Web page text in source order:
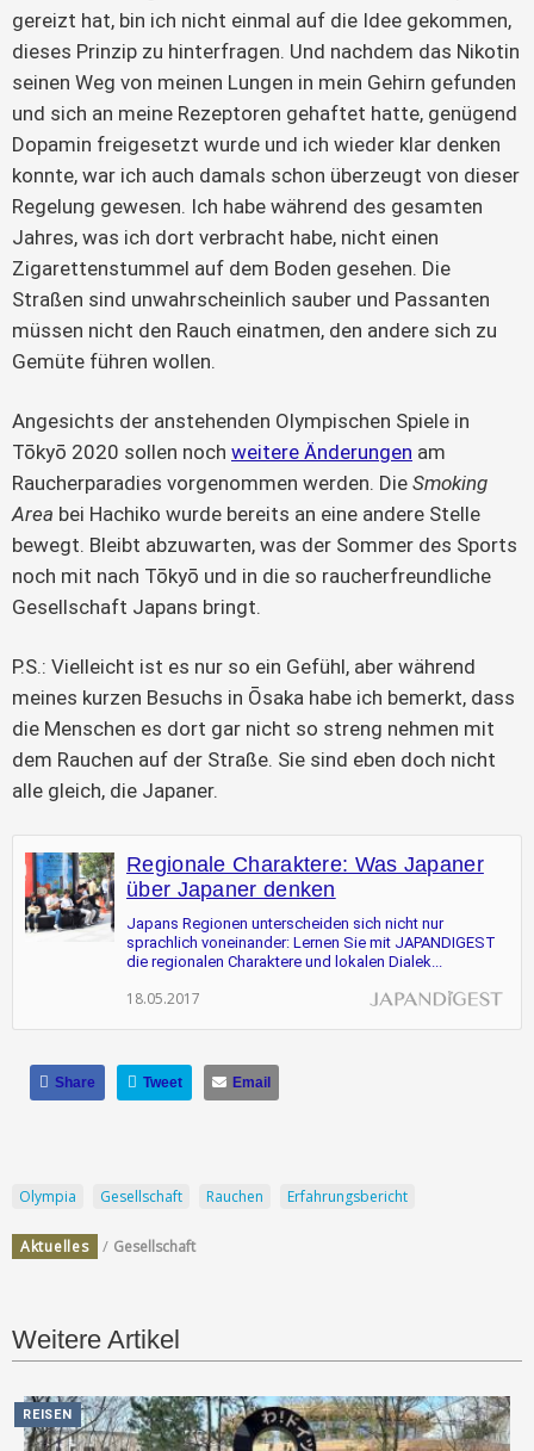
gereizt hat, bin ich nicht einmal auf die Idee gekommen,
dieses Prinzip zu hinterfragen. Und nachdem das Nikotin
seinen Weg von meinen Lungen in mein Gehirn gefunden
und sich an meine Rezeptoren gehaftet hatte, genügend
Dopamin freigesetzt wurde und ich wieder klar denken
konnte, war ich auch damals schon überzeugt von dieser
Regelung gewesen. Ich habe während des gesamten
Jahres, was ich dort verbracht habe, nicht einen
Zigarettenstummel auf dem Boden gesehen. Die
Straßen sind unwahrscheinlich sauber und Passanten
müssen nicht den Rauch einatmen, den andere sich zu
Gemüte führen wollen.
Angesichts der anstehenden Olympischen Spiele in
Tōkyō 2020 sollen noch weitere Änderungen am
Raucherparadies vorgenommen werden. Die Smoking
Area bei Hachiko wurde bereits an eine andere Stelle
bewegt. Bleibt abzuwarten, was der Sommer des Sports
noch mit nach Tōkyō und in die so raucherfreundliche
Gesellschaft Japans bringt.
P.S.: Vielleicht ist es nur so ein Gefühl, aber während
meines kurzen Besuchs in Ōsaka habe ich bemerkt, dass
die Menschen es dort gar nicht so streng nehmen mit
dem Rauchen auf der Straße. Sie sind eben doch nicht
alle gleich, die Japaner.
Regionale Charaktere: Was Japaner
über Japaner denken
Japans Regionen unterscheiden sich nicht nur
sprachlich voneinander: Lernen Sie mit JAPANDIGEST
die regionalen Charaktere und lokalen Dialek...
18.05.2017
Share Tweet Email
Olympia Gesellschaft Rauchen Erfahrungsbericht
Aktuelles / Gesellschaft
Weitere Artikel
REISEN